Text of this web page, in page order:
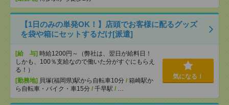
【1日のみの単発OK！】店頭でお客様に配るグッズ
を袋や箱にセットするだけ[派遣]
[給 与] 時給1200円～（弊社は、翌日が給料日！
しかも、100％支給なので働いた分がすぐにもらえ
る！）
[勤務地] 貝塚(福岡県)駅から自転車10分 / 箱崎駅か
ら自転車・バイク・車15分 / 千早駅 / …
気になる！